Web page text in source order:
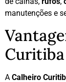
manutenções e
Curitiba
A Calheiro